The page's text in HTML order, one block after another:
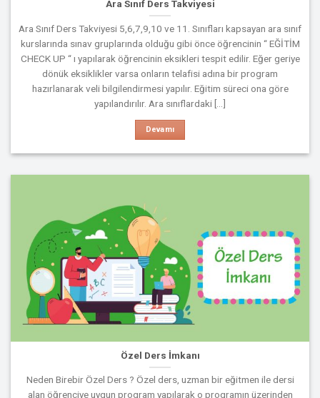
Ara Sınıf Ders Takviyesi
Ara Sınıf Ders Takviyesi 5,6,7,9,10 ve 11. Sınıfları kapsayan ara sınıf
kurslarında sınav gruplarında olduğu gibi önce öğrencinin “ EĞİTİM
CHECK UP “ ı yapılarak öğrencinin eksikleri tespit edilir. Eğer geriye
dönük eksiklikler varsa onların telafisi adına bir program
hazırlanarak veli bilgilendirmesi yapılır. Eğitim süreci ona göre
yapılandırılır. Ara sınıflardaki [...]
Devamı
Özel Ders İmkanı
Neden Birebir Özel Ders ? Özel ders, uzman bir eğitmen ile dersi
alan öğrenciye uygun program yapılarak o programın üzerinden